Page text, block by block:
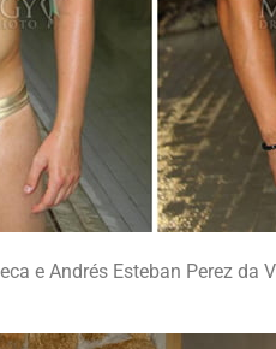
e Andrés Esteban Perez da